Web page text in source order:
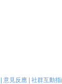
意見反應| 社群互動指